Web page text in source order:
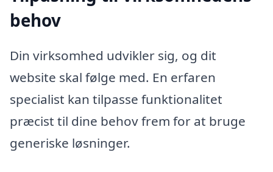
behov
Din virksomhed udvikler sig, og dit
website skal følge med. En erfaren
specialist kan tilpasse funktionalitet
præcist til dine behov frem for at bruge
generiske løsninger.